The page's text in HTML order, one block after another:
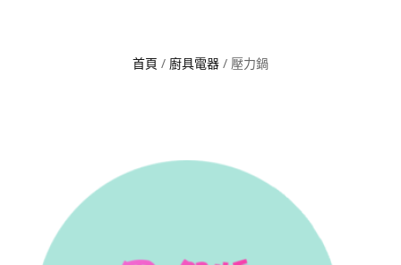
首頁 / 廚具電器 / 壓力鍋